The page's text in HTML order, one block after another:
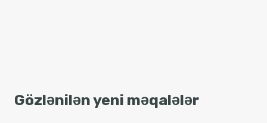
Gözlənilən yeni məqalələr